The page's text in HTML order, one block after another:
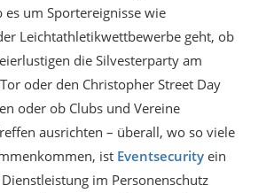
es um Sportereignisse wie
Leichtathletikwettbewerbe geht, ob
die Silvesterparty am
oder den Christopher Street Day
oder ob Clubs und Vereine
ausrichten – überall, wo so viele
ist Eventsecurity ein
im Personenschutz